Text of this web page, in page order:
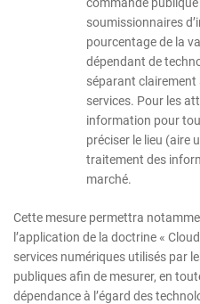
soumissionnaires
pourcentage de la
dépendant de
séparant
services. Pour les
information pour
préciser le lieu (aire
traitement des
marché.
Cette mesure permettra
l’application de la doctrine «
services numériques utilisés par
publiques afin de mesurer, en
dépendance à l’égard des